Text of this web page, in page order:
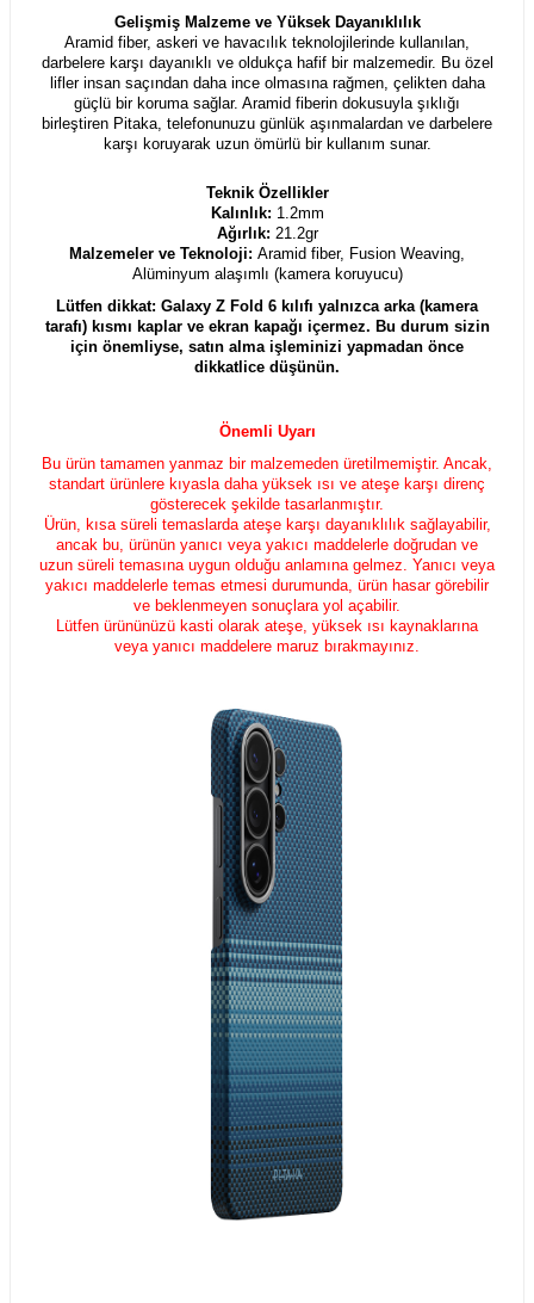
Gelişmiş Malzeme ve Yüksek Dayanıklılık
Aramid fiber, askeri ve havacılık teknolojilerinde kullanılan,
darbelere karşı dayanıklı ve oldukça hafif bir malzemedir. Bu özel
lifler insan saçından daha ince olmasına rağmen, çelikten daha
güçlü bir koruma sağlar. Aramid fiberin dokusuyla şıklığı
birleştiren Pitaka, telefonunuzu günlük aşınmalardan ve darbelere
karşı koruyarak uzun ömürlü bir kullanım sunar.
Teknik Özellikler
Kalınlık: 1.2mm
Ağırlık: 21.2gr
Malzemeler ve Teknoloji: Aramid fiber, Fusion Weaving,
Alüminyum alaşımlı (kamera koruyucu)
Lütfen dikkat: Galaxy Z Fold 6 kılıfı yalnızca arka (kamera
tarafı) kısmı kaplar ve ekran kapağı içermez. Bu durum sizin
için önemliyse, satın alma işleminizi yapmadan önce
dikkatlice düşünün.
Önemli Uyarı
Bu ürün tamamen yanmaz bir malzemeden üretilmemiştir. Ancak,
standart ürünlere kıyasla daha yüksek ısı ve ateşe karşı direnç
gösterecek şekilde tasarlanmıştır.
Ürün, kısa süreli temaslarda ateşe karşı dayanıklılık sağlayabilir,
ancak bu, ürünün yanıcı veya yakıcı maddelerle doğrudan ve
uzun süreli temasına uygun olduğu anlamına gelmez. Yanıcı veya
yakıcı maddelerle temas etmesi durumunda, ürün hasar görebilir
ve beklenmeyen sonuçlara yol açabilir.
Lütfen ürününüzü kasti olarak ateşe, yüksek ısı kaynaklarına
veya yanıcı maddelere maruz bırakmayınız.